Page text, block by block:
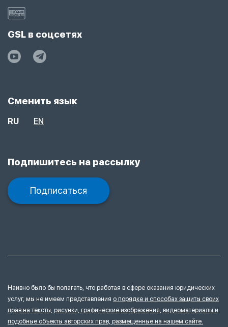
GSL в соцсетях
Сменить язык
RU EN
Подпишитесь на рассылку
Подписаться
Наивно было бы полагать, что работая в сфере оказания юридических
услуг, мы не имеем представления о порядке и способах защиты своих
прав на тексты, рисунки, графические изображения, видеоматериалы и
подобные объекты авторских прав, размещенные на нашем сайте.